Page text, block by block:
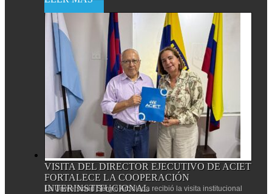
VISITA DEL DIRECTOR EJECUTIVO DE ACIET
FORTALECE LA COOPERACIÓN
INTERINSTITUCIONAL
La Universidad Sergio Arboleda recibió la visita institucional